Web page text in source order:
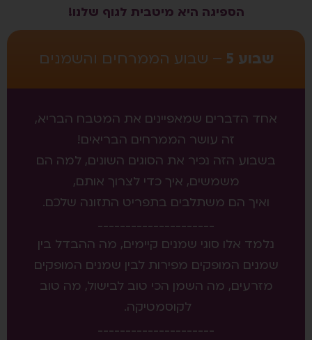
הספיגה היא מיטבית לגוף שלנו!
שבוע 5 – שבוע הממרחים והשמנים
אחד הדברים שמאפיינים את המטבח הבריא,
זה עושר הממרחים הבריאים!
בשבוע הזה נכיר את הסוגים השונים, למה הם
משמשים, איך כדי לצרוך אותם,
ואיך הם משתלבים בתפריט התזונה שלכם.
_____________________
נלמד אלו סוגי שמנים קיימים, מה ההבדל בין
שמנים המופקים מפירות לבין שמנים המופקים
מזרעים, מה השמן הכי טוב לבישול, מה טוב
לקוסמטיקה.
_____________________